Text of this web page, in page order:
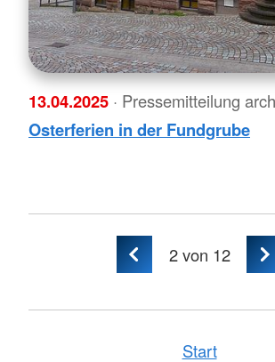
13.04.2025 · Pressemitteilung
Osterferien in der Fundgrube
2von 12
Start